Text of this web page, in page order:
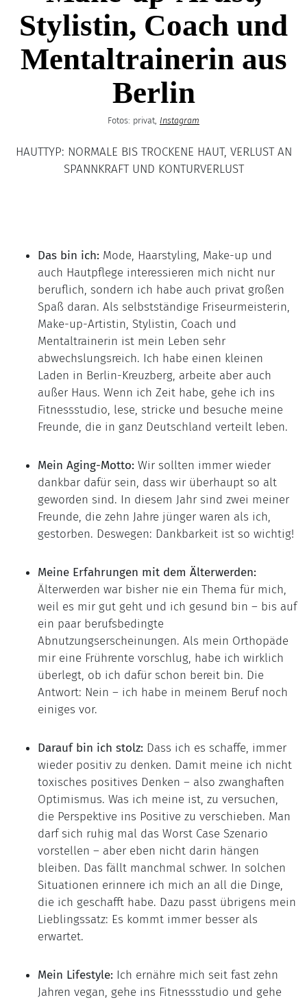
Stylistin, Coach und
Mentaltrainerin aus
Berlin
Fotos: privat, Instagram
HAUTTYP: NORMALE BIS TROCKENE HAUT, VERLUST AN
SPANNKRAFT UND KONTURVERLUST
Das bin ich: Mode, Haarstyling, Make-up und
auch Hautpflege interessieren mich nicht nur
beruflich, sondern ich habe auch privat großen
Spaß daran. Als selbstständige Friseurmeisterin,
Make-up-Artistin, Stylistin, Coach und
Mentaltrainerin ist mein Leben sehr
abwechslungsreich. Ich habe einen kleinen
Laden in Berlin-Kreuzberg, arbeite aber auch
außer Haus. Wenn ich Zeit habe, gehe ich ins
Fitnessstudio, lese, stricke und besuche meine
Freunde, die in ganz Deutschland verteilt leben.
Mein Aging-Motto: Wir sollten immer wieder
dankbar dafür sein, dass wir überhaupt so alt
geworden sind. In diesem Jahr sind zwei meiner
Freunde, die zehn Jahre jünger waren als ich,
gestorben. Deswegen: Dankbarkeit ist so wichtig!
Meine Erfahrungen mit dem Älterwerden:
Älterwerden war bisher nie ein Thema für mich,
weil es mir gut geht und ich gesund bin – bis auf
ein paar berufsbedingte
Abnutzungserscheinungen. Als mein Orthopäde
mir eine Frührente vorschlug, habe ich wirklich
überlegt, ob ich dafür schon bereit bin. Die
Antwort: Nein – ich habe in meinem Beruf noch
einiges vor.
Darauf bin ich stolz: Dass ich es schaffe, immer
wieder positiv zu denken. Damit meine ich nicht
toxisches positives Denken – also zwanghaften
Optimismus. Was ich meine ist, zu versuchen,
die Perspektive ins Positive zu verschieben. Man
darf sich ruhig mal das Worst Case Szenario
vorstellen – aber eben nicht darin hängen
bleiben. Das fällt manchmal schwer. In solchen
Situationen erinnere ich mich an all die Dinge,
die ich geschafft habe. Dazu passt übrigens mein
Lieblingssatz: Es kommt immer besser als
erwartet.
Mein Lifestyle: Ich ernähre mich seit fast zehn
Jahren vegan, gehe ins Fitnessstudio und gehe